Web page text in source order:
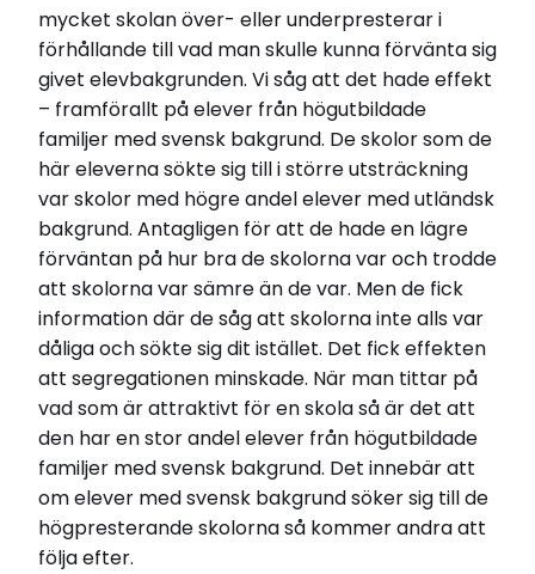
mycket skolan över- eller underpresterar i
förhållande till vad man skulle kunna förvänta sig
givet elevbakgrunden. Vi såg att det hade effekt
– framförallt på elever från högutbildade
familjer med svensk bakgrund. De skolor som de
här eleverna sökte sig till i större utsträckning
var skolor med högre andel elever med utländsk
bakgrund. Antagligen för att de hade en lägre
förväntan på hur bra de skolorna var och trodde
att skolorna var sämre än de var. Men de fick
information där de såg att skolorna inte alls var
dåliga och sökte sig dit istället. Det fick effekten
att segregationen minskade. När man tittar på
vad som är attraktivt för en skola så är det att
den har en stor andel elever från högutbildade
familjer med svensk bakgrund. Det innebär att
om elever med svensk bakgrund söker sig till de
högpresterande skolorna så kommer andra att
följa efter.